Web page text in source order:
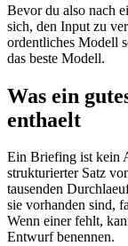
Bevor du also nach
sich, den Input zu
ordentliches Modell
das beste Modell.
Was ein
enthaelt
Ein Briefing ist kein
strukturierter Satz
tausenden
sie vorhanden sind,
Wenn einer fehlt,
Entwurf benennen.